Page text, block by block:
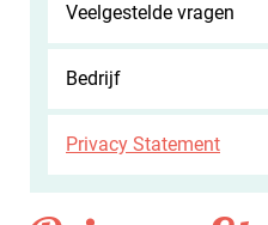
Veelgestelde vragen
Bedrijf
Privacy Statement